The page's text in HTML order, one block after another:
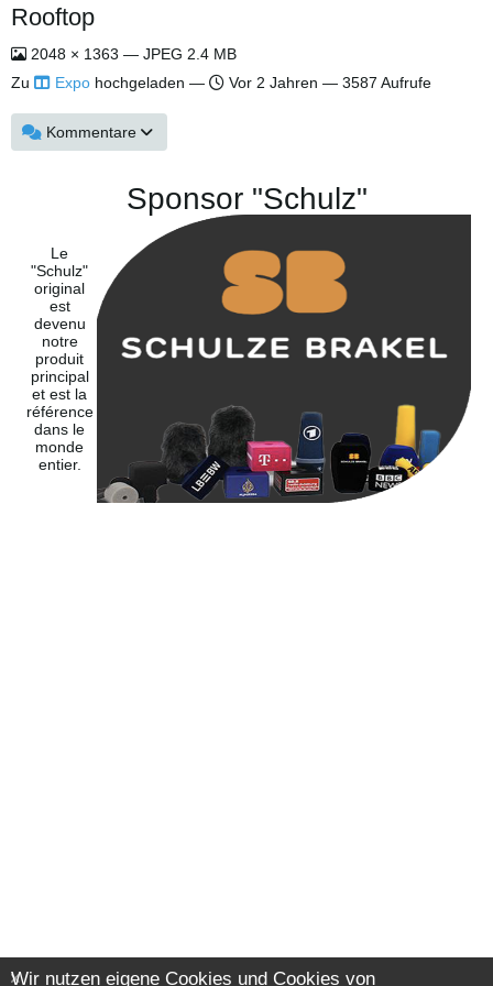
Rooftop
2048 × 1363 — JPEG 2.4 MB
Zu
Expo hochgeladen — Vor 2 Jahren — 3587 Aufrufe
Kommentare
Sponsor "Schulz"
Le
"Schulz"
original
est
devenu
notre
produit
principal
et est la
référence
dans le
monde
entier.
Wir nutzen eigene Cookies und Cookies von